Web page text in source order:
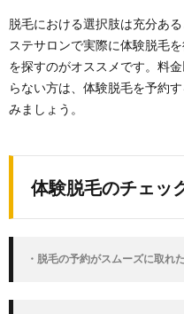
福岡
でお
すす
めの
エス
2.1.
女性に
テ脱毛
脱毛における選択肢は充分あ
ステサロンで実際に体験脱毛
を探すのがオススメです。料
らない方は、体験脱毛を予約
みましょう。
体験脱毛のチェッ
・脱毛の予約がスムーズに取れ